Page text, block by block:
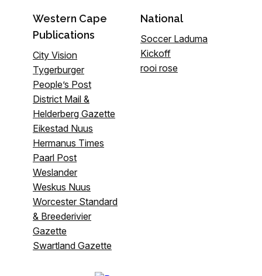
Western Cape
Publications
City Vision
Tygerburger
People’s Post
District Mail &
Helderberg Gazette
Eikestad Nuus
Hermanus Times
Paarl Post
Weslander
Weskus Nuus
Worcester Standard
& Breederivier
Gazette
Swartland Gazette
National
Soccer Laduma
Kickoff
rooi rose